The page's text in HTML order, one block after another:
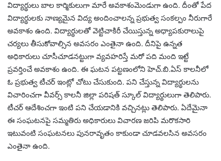
విద్యార్థులు బాల కార్మికులుగా మారే అవకాశంమెండుగా ఉంది. దీంతో పేద
విద్యార్థులకు నాణ్యమైన విద్య అందించాలన్న ప్రభుత్వ సంకల్పం నీరుగారే
అవకాశం ఉంది. విద్యార్థులతో వెట్టిచాకిరీ చేయిస్తున్న అధ్యాపకురాలుపై
చర్యలు తీసుకోవాల్సిన అవసరం ఎంతైనా ఉంది. దీనిపై ఉన్నత
అధికారులు చూసీచూడనట్టుగా వ్యవహరిస్తే మరో పది మంది ఇట్టే
ప్రవర్తించే అవకాశం ఉంది. ఈ ఘటన పట్టణంలోని హెచ్.బి.ఏస్ కాలనీలో
ఓ ప్రభుత్వ టీచర్ ఇంట్లో చోటు చేసుకుంది. పని చేస్తున్న విద్యార్థులను
విచారించగా వీవర్స్ కాలనీ జిల్లా పరిషత్ స్కూల్ విద్యార్థులుగా తెలిపారు.
టీచర్ ఆదేశించగా ఇంటి పని చేయడానికి వచ్చినట్లు తెలిపారు. ఏదేమైనా
ఈ సంఘటనపై సమ్మతిరు అధికారులు విచారణ జరిపి మరొకసారి
ఇటువంటి సంఘటనలు పునరావృతం కాకుండా చూడవలసిన అవసరం
ఎంతైనా ఉంది.